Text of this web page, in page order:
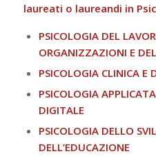
laureati o laureandi in
PSICOLOGIA DEL
ORGANIZZAZIONI E
PSICOLOGIA CLINICA E
PSICOLOGIA
DIGITALE
PSICOLOGIA DELLO
DELL’EDUCAZIONE